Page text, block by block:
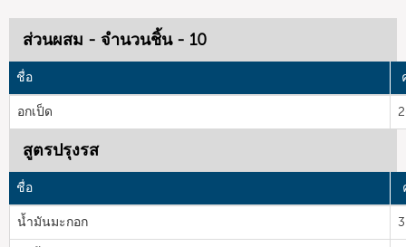
ส่วนผสม - จำนวนชิ้น - 10
ชื่อ
อกเป็ด
สูตรปรุงรส
ชื่อ
น้ำมันมะกอก